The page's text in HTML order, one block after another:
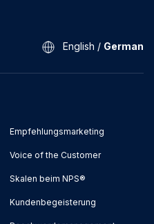
English / German
Empfehlungsmarketing
Voice of the Customer
Skalen beim NPS®
Kundenbegeisterung